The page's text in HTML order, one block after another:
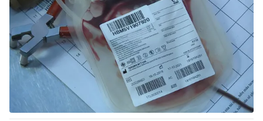
Thế giới
Tin tức
Thế giới đó đây
Câu chuyện quốc tế
Kinh tế
Tài chính
Thị trường
Góc doanh nghiệp
Dữ liệu và đời sống
Truyền hình